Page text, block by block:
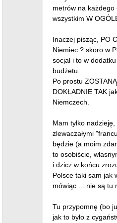
metrów na każdego
wszystkim W
Inaczej pisząc, PO
Niemiec ? skoro w
socjal i to w
budżetu.
Po prostu
DOKŁADNIE TAK
Niemczech.
Mam tylko
zlewaczałymi
będzie (a moim
to osobiście,
i dzicz w końcu
Polsce taki sam jak
mówiąc ... nie są tu
Tu przypomnę (bo
jak to było z